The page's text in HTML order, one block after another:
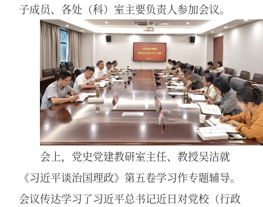
子成员、各处（科）室主要负责人参加会议。
会上，党史党建教研室主任、教授吴洁就
《习近平谈治国理政》第五卷学习作专题辅导。
会议传达学习了习近平总书记近日对党校（行政